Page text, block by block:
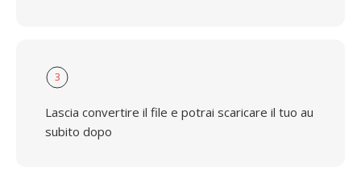
3
Lascia convertire il file e potrai scaricare il tuo au
subito dopo